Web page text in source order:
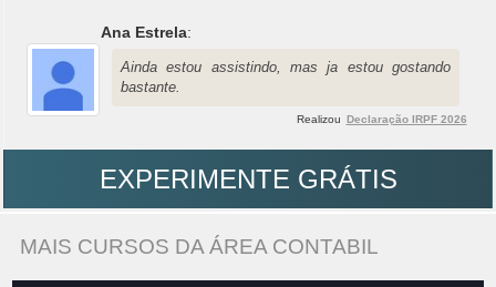
Ana Estrela:
Ainda estou assistindo, mas ja estou gostando
bastante.
Realizou Declaração IRPF 2026
EXPERIMENTE GRÁTIS
MAIS CURSOS DA ÁREA CONTABIL